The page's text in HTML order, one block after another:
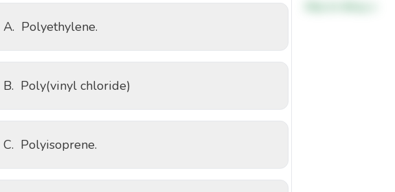
A. Polyethylene.
B. Poly(vinyl chloride)
C. Polyisoprene.